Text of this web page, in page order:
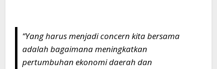
“Yang harus menjadi concern kita bersama
adalah bagaimana meningkatkan
pertumbuhan ekonomi daerah dan